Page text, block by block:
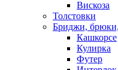
Вискоза
Толстовки
Бриджи,
Кашкорсе
Кулирка
Футер